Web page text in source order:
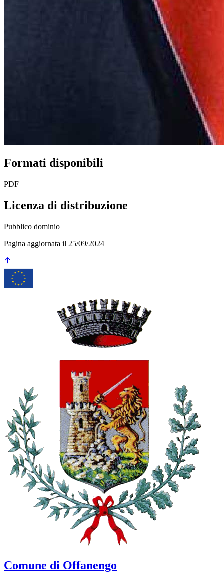
Formati disponibili
PDF
Licenza di distribuzione
Pubblico dominio
Pagina aggiornata il 25/09/2024
Comune di Offanengo